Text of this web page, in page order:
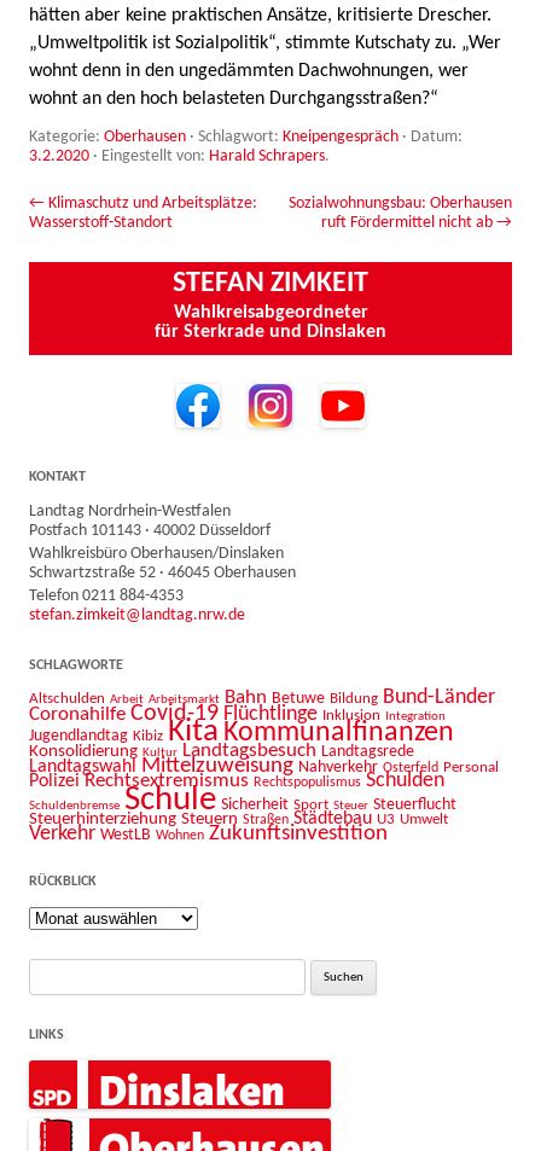
hätten aber keine praktischen Ansätze, kritisierte Drescher.
„Umweltpolitik ist Sozialpolitik“, stimmte Kutschaty zu. „Wer
wohnt denn in den ungedämmten Dachwohnungen, wer
wohnt an den hoch belasteten Durchgangsstraßen?“
Kategorie: Oberhausen · Schlagwort: Kneipengespräch · Datum:
3.2.2020 · Eingestellt von: Harald Schrapers.
Beitrags-Navigation
← Klimaschutz und Arbeitsplätze:
Wasserstoff-Standort
Sozialwohnungsbau: Oberhausen
ruft Fördermittel nicht ab →
STEFAN ZIMKEIT
Wahlkreisabgeordneter
für Sterkrade und Dinslaken
KONTAKT
Landtag Nordrhein-Westfalen
Postfach 101143 · 40002 Düsseldorf
Wahlkreisbüro Oberhausen/Dinslaken
Schwartzstraße 52 · 46045 Oberhausen
Telefon 0211 884-4353
stefan.zimkeit@landtag.nrw.de
SCHLAGWORTE
Altschulden Arbeit Arbeitsmarkt Bahn Betuwe Bildung Bund-Länder
Coronahilfe Covid-19 Flüchtlinge Inklusion Integration
Jugendlandtag Kibiz Kita Kommunalfinanzen
Konsolidierung Kultur Landtagsbesuch Landtagsrede
Landtagswahl Mittelzuweisung Nahverkehr Osterfeld Personal
Polizei Rechtsextremismus Rechtspopulismus Schulden
Schuldenbremse Schule Sicherheit Sport Steuer Steuerflucht
Steuerhinterziehung Steuern Straßen Städtebau U3 Umwelt
Verkehr WestLB Wohnen Zukunftsinvestition
RÜCKBLICK
Rückblick
LINKS